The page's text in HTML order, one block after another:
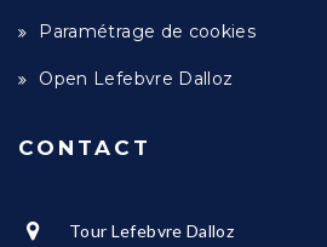
Paramétrage de cookies
Open Lefebvre Dalloz
CONTACT
Tour Lefebvre Dalloz